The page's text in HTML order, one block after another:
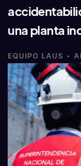
una planta
EQUIPO LAUS ·